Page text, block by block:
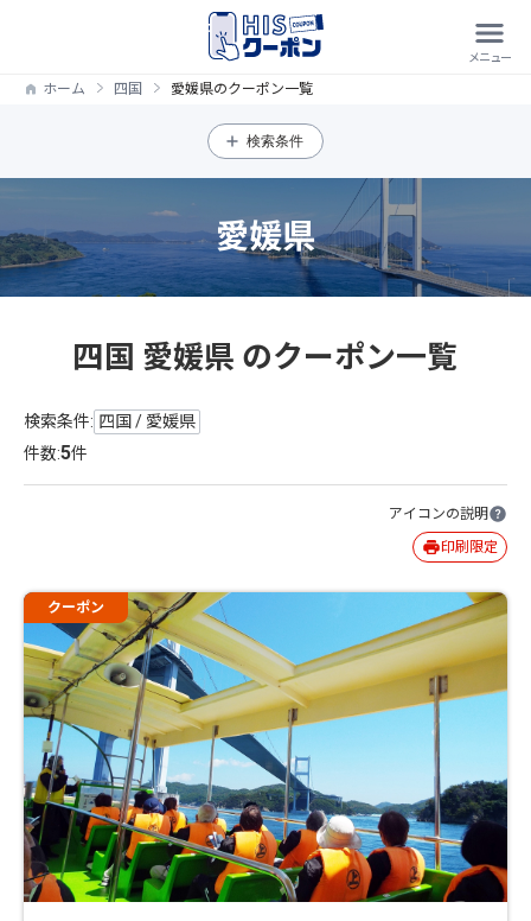
ホーム 四国 愛媛県のクーポン一覧
検索条件
愛媛県
四国 愛媛県 のクーポン一覧
検索条件: 四国 / 愛媛県
件数:5件
アイコンの説明
印刷限定
クーポン